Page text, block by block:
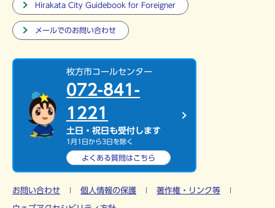
Hirakata City Guidebook for Foreigner
メールでのお問い合わせ
枚方市コールセンター
072-841-
1221
土日・祝日も受付します
1月1日から3日を除く
よくある質問はこちら
お問い合わせ 個人情報の保護 著作権・リンク等